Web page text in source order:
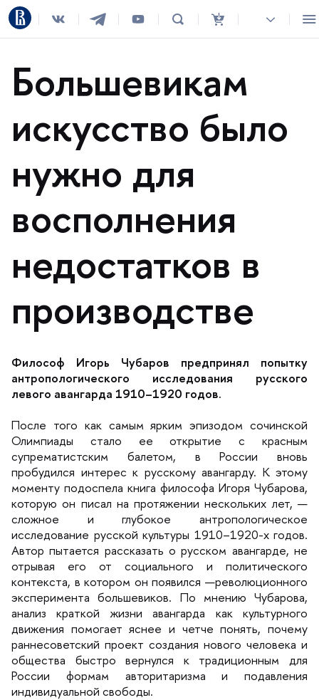
Большевикам
искусство было
нужно для
осполнения
недостатко
производстве
Философ Игорь Чубаров предпринял попытку
антропологического исследования русского
левого авангарда 1910–1920 годов.
После того как самым ярким эпизодом сочинской
Олимпиады стало ее открытие с красным
супрематистским балетом, в России вновь
пробудился интерес к русскому авангарду. К этому
моменту подоспела книга философа Игоря Чубарова,
которую он писал на протяжении нескольких лет, —
сложное и глубокое антропологическое
исследование русской культуры 1910–1920-х годов.
Автор пытается рассказать о русском авангарде, не
отрывая его от социального и политического
контекста, в котором он появился —революционного
эксперимента большевиков. По мнению Чубарова,
анализ краткой жизни авангарда как культурного
движения помогает яснее и четче понять, почему
раннесоветский проект создания нового человека и
общества быстро вернулся к традиционным для
России формам авторитаризма и подавления
индивидуальной свободы.